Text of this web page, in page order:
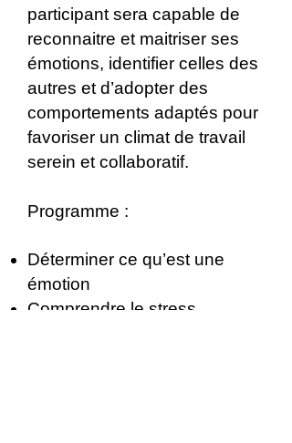
participant sera capable de
reconnaitre et maitriser ses
émotions, identifier celles des
autres et d’adopter des
comportements adaptés pour
favoriser un climat de travail
serein et collaboratif.
Programme :
Déterminer ce qu’est une
émotion
Comprendre le stress